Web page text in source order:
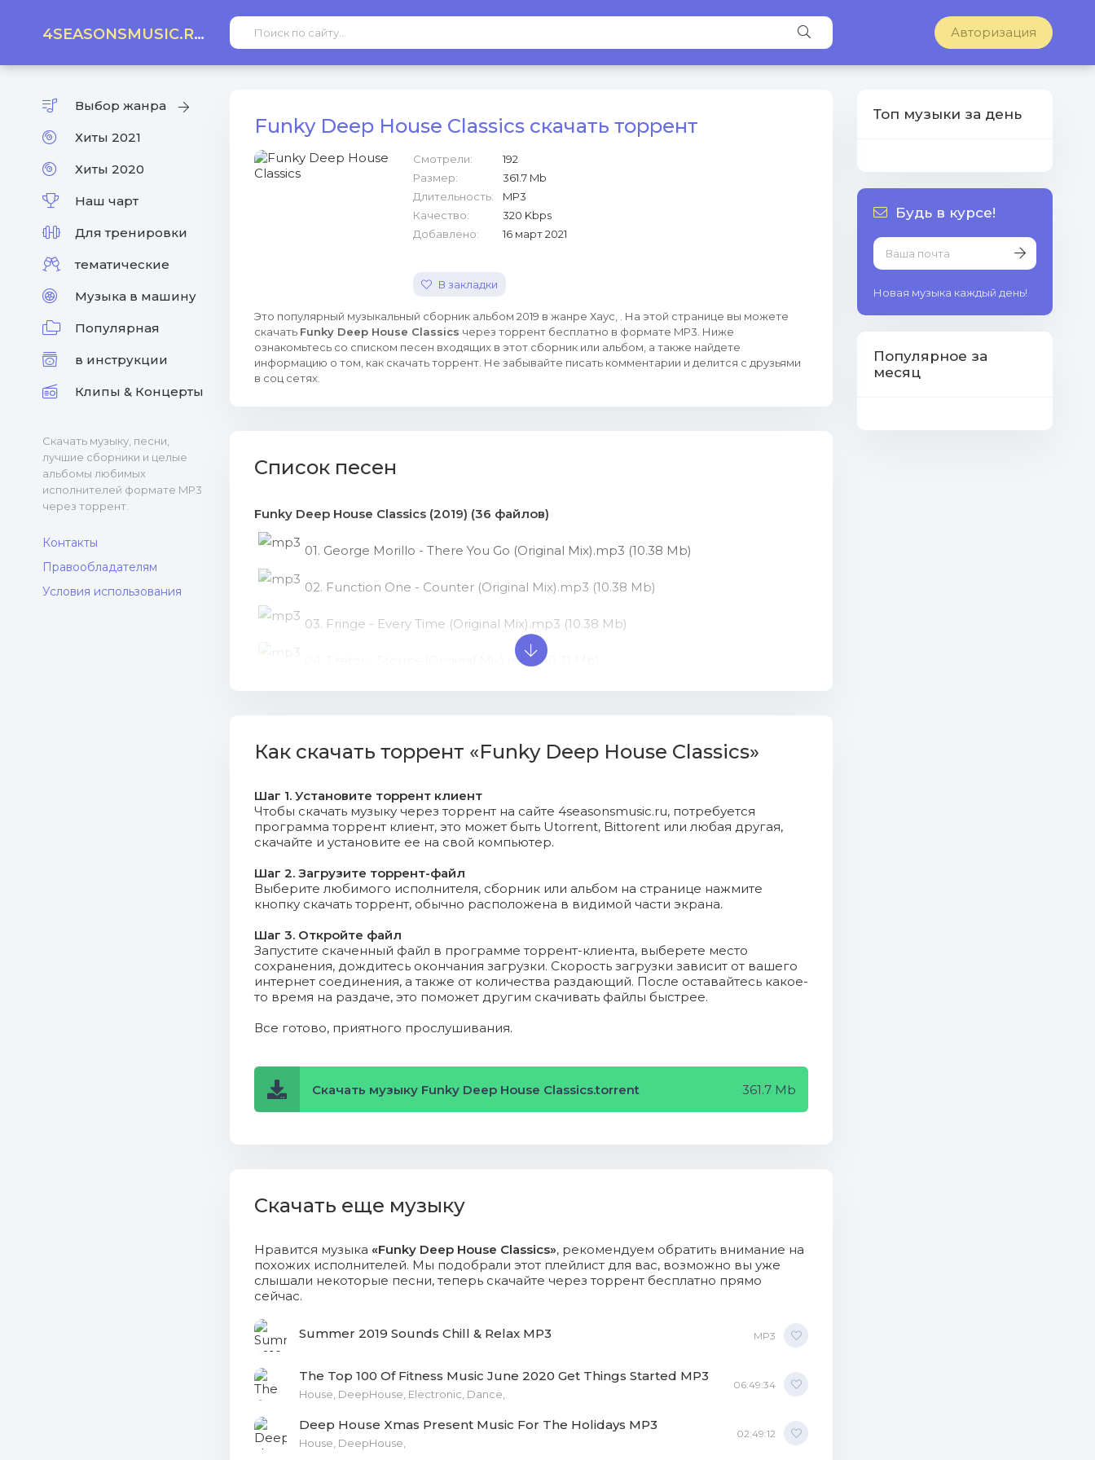
4SEASONSMUSIC.RU Авторизация
Выбор жанра
Хиты 2021
Хиты 2020
Наш чарт
Для тренировки
тематические
Музыка в машину
Популярная
в инструкции
Клипы & Концерты
Скачать музыку, песни,
лучшие сборники и целые
альбомы любимых
исполнителей формате MP3
через торрент.
Контакты
Правообладателям
Условия использования
Funky Deep House Classics скачать торрент
Смотрели:
192
Размер:
361.7 Mb
Длительность:
MP3
Качество:
320 Kbps
Добавлено:
16 март 2021
В закладки
Это популярный музыкальный сборник альбом 2019 в жанре Хаус, . На этой странице вы можете
скачать Funky Deep House Classics через торрент бесплатно в формате MP3. Ниже
ознакомьтесь со списком песен входящих в этот сборник или альбом, а также найдете
информацию о том, как скачать торрент. Не забывайте писать комментарии и делится с друзьями
в соц сетях.
Список песен
Funky Deep House Classics (2019) (36 файлов)
01. George Morillo - There You Go (Original Mix).mp3 (10.38 Mb)
02. Function One - Counter (Original Mix).mp3 (10.38 Mb)
03. Fringe - Every Time (Original Mix).mp3 (10.38 Mb)
04. Fretor - Storms (Original Mix).mp3 (10.31 Mb)
08. Dustin Phillow - Draw (Original Mix).mp3 (10.31 Mb)
09. Duna Shain - Score (Original Mix).mp3 (10.31 Mb)
10. Down Under - Ginary (Original Mix).mp3 (10.31 Mb)
12. Diego Hostia - Turned (Original Mix).mp3 (10.31 Mb)
13. Dexter Morgan - Contender (Original Mix).mp3 (10.31 Mb)
14. Der komische Vogel - Winter (Original Mix).mp3 (10.31 Mb)
15. De Don Carne - Night Tales (Original Mix).mp3 (10.31 Mb)
16. Dayana - Dark Art (Original Mix).mp3 (10.31 Mb)
19. Carlos Estevan - Build Up (Original Mix).mp3 (10.38 Mb)
20. Carl Crunch - Dreams (Original Mix).mp3 (10.38 Mb)
21. Candy Winterfeld - People (Original Mix).mp3 (10.38 Mb)
24. Another - Crashed (Original Mix).mp3 (10.15 Mb)
25. Victor Vandale - The Orb (Original Mix).mp3 (10.23 Mb)
Как скачать торрент «Funky Deep House Classics»
Шаг 1. Установите торрент клиент
Чтобы скачать музыку через торрент на сайте 4seasonsmusic.ru, потребуется
программа торрент клиент, это может быть Utorrent, Bittorent или любая другая,
скачайте и установите ее на свой компьютер.
Шаг 2. Загрузите торрент-файл
Выберите любимого исполнителя, сборник или альбом на странице нажмите
кнопку скачать торрент, обычно расположена в видимой части экрана.
Шаг 3. Откройте файл
Запустите скаченный файл в программе торрент-клиента, выберете место
сохранения, дождитесь окончания загрузки. Скорость загрузки зависит от вашего
интернет соединения, а также от количества раздающий. После оставайтесь какое-
то время на раздаче, это поможет другим скачивать файлы быстрее.
Все готово, приятного прослушивания.
Скачать музыку Funky Deep House Classics.torrent 361.7 Mb
Скачать еще музыку
Нравится музыка «Funky Deep House Classics», рекомендуем обратить внимание на
похожих исполнителей. Мы подобрали этот плейлист для вас, возможно вы уже
слышали некоторые песни, теперь скачайте через торрент бесплатно прямо
сейчас.
Summer 2019 Sounds Chill & Relax MP3 MP3
The Top 100 Of Fitness Music June 2020 Get Things Started MP3
House, DeepHouse, Electronic, Dance,
06:49:34
Deep House Xmas Present Music For The Holidays MP3
House, DeepHouse,
02:49:12
Топ музыки за день
Будь в курсе!
Новая музыка каждый день!
Популярное за
месяц